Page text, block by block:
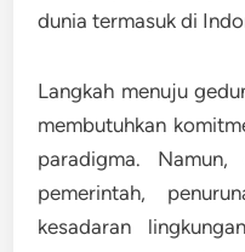
dunia termasuk di
Langkah menuju
membutuhkan
paradigma. Namun,
pemerintah,
kesadaran